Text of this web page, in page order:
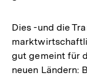
Dies -und die
gut gemeint für
neuen Ländern: